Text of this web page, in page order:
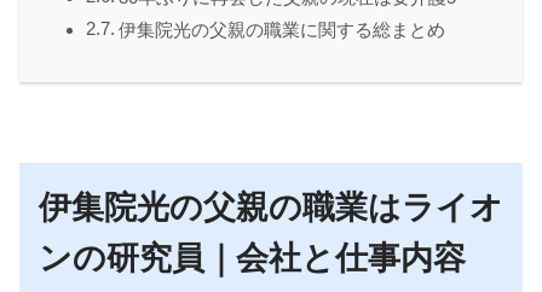
伊集院光の父親の職業に関する総まとめ
伊集院光の父親の職業はライオ
ンの研究員｜会社と仕事内容